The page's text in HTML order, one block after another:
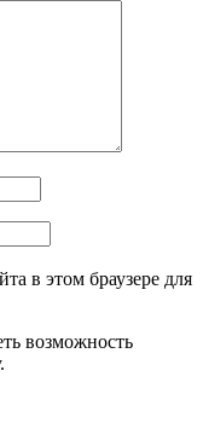
в этом браузере для
возможность